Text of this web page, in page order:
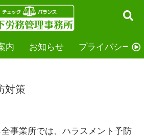
内 お知らせ プライバシーポ
対策
事業所では、ハラスメント予防